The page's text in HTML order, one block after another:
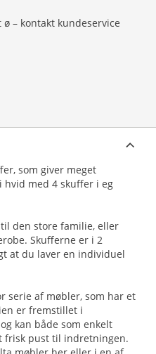
– kontakt kundeservice
som giver meget
med 4 skuffer i eg
den store familie, eller
Skufferne er i 2
at du laver en individuel
serie af møbler, som har et
er fremstillet i
kan både som enkelt
frisk pust til indretningen.